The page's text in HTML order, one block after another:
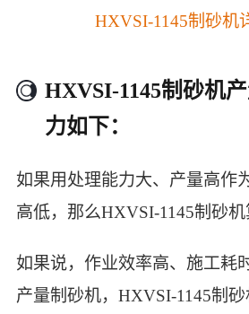
HXVSI-1145制砂机
HXVSI-1145制砂机
力如下：
如果用处理能力大、产量高作
高低，那么HXVSI-1145制砂机
如果说，作业效率高、施工耗
产量制砂机，HXVSI-1145制砂